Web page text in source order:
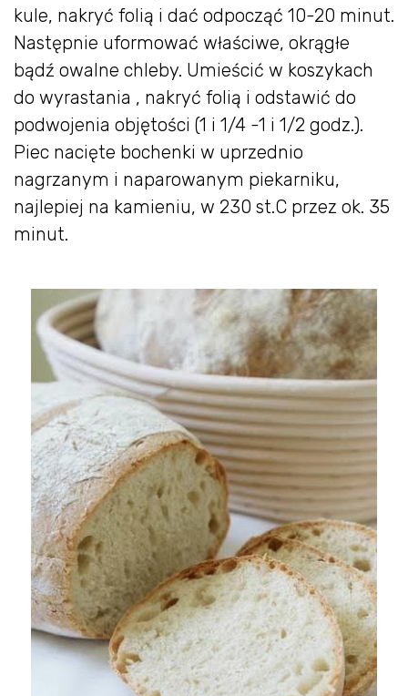
kule, nakryć folią i dać odpocząć 10-20 minut.
Następnie uformować właściwe, okrągłe
bądź owalne chleby. Umieścić w koszykach
do wyrastania , nakryć folią i odstawić do
podwojenia objętości (1 i 1/4 -1 i 1/2 godz.).
Piec nacięte bochenki w uprzednio
nagrzanym i naparowanym piekarniku,
najlepiej na kamieniu, w 230 st.C przez ok. 35
minut.